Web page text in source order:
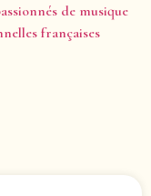
de musique
françaises